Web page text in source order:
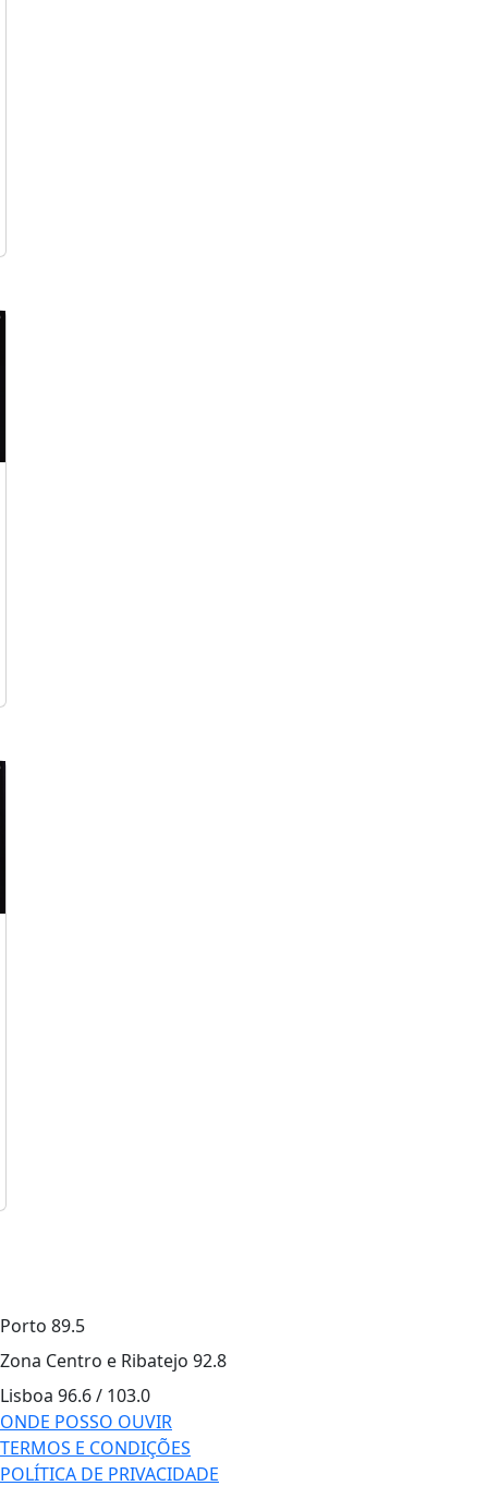
Porto 89.5
Zona Centro e Ribatejo 92.8
Lisboa 96.6 / 103.0
ONDE POSSO OUVIR
TERMOS E CONDIÇÕES
POLÍTICA DE PRIVACIDADE